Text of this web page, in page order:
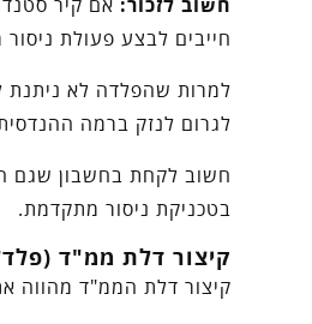
חייבים לבצע פעולת
למרות שהפלדה לא ניתנת
לגרום לנזק ברמה
חשוב לקחת בחשבון שגם
בטכניקת ניסור מתקדמת.
קיצור דלת ממ"ד
קיצור דלת הממ"ד מהווה